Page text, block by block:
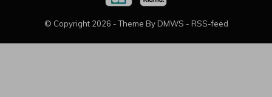
© Copyright 2026 - Theme By DMWS - RSS-feed